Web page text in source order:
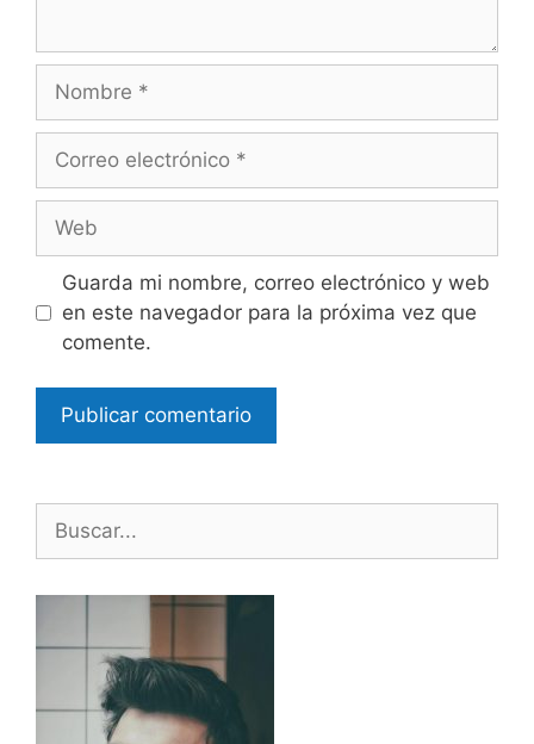
electrónico
Guarda mi nombre, correo electrónico y web
en este navegador para la próxima vez que
comente.
Buscar: